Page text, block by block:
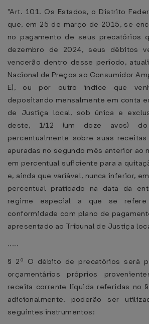
"Art. 101. Os Estados, o Distrito
que, em 25 de março de 2015, se
no pagamento de seus precatórios
dezembro de 2024, seus débitos
vencerão dentro desse período,
Nacional de Preços ao Consumidor
E), ou por outro índice que
depositando mensalmente em conta
de Justiça local, sob única e
deste, 1/12 (um doze avos)
percentualmente sobre suas
apuradas no segundo mês anterior ao
em percentual suficiente para a
e, ainda que variável, nunca inferior,
percentual praticado na data da
regime especial a que se
conformidade com plano de
apresentado ao Tribunal de Justiça
.....
§ 2º O débito de precatórios será
orçamentários próprios
receita corrente líquida referidas no
adicionalmente, poderão ser
seguintes instrumentos: